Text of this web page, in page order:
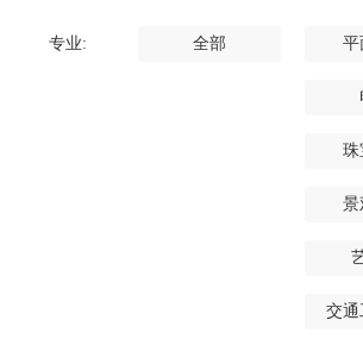
专业: 全部 平
珠
景
交通